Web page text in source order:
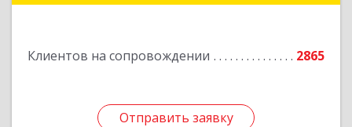
Клиентов на сопровождении 2865
Отправить заявку
Отправить заявку